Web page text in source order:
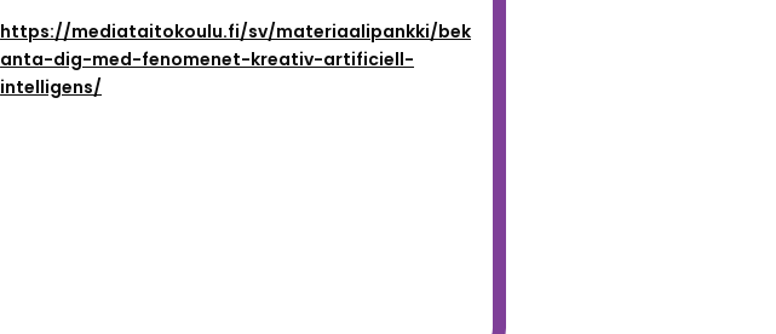
https://mediataitokoulu.fi/sv/materiaalipankki/bek
anta-dig-med-fenomenet-kreativ-artificiell-
intelligens/